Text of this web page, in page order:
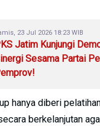
23 Jul 2026 18:23 WIB
Jatim Kunjungi
Sesama Partai
hanya diberi
berkelanjutan